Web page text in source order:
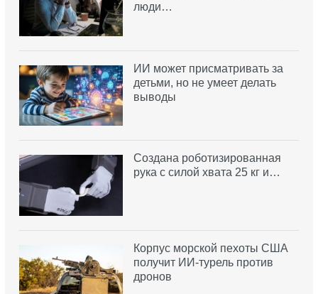
люди…
ИИ может присматривать за
детьми, но не умеет делать
выводы
Создана роботизированная
рука с силой хвата 25 кг и…
Корпус морской пехоты США
получит ИИ-турель против
дронов